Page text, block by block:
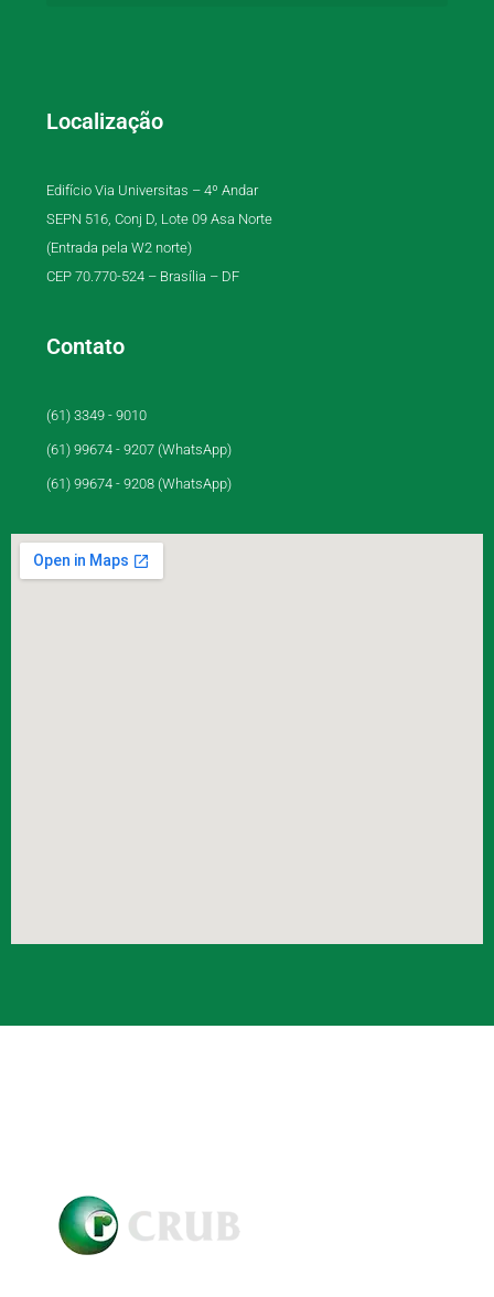
Localização
Edifício Via Universitas – 4º Andar
SEPN 516, Conj D, Lote 09 Asa Norte
(Entrada pela W2 norte)
CEP 70.770-524 – Brasília – DF
Contato
(61) 3349 - 9010
(61) 99674 - 9207 (WhatsApp)
(61) 99674 - 9208 (WhatsApp)